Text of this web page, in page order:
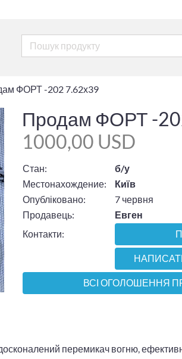
ФОРТ -202 7.62х39
Продам ФОРТ -
1000,00 USD
Стан:
б/у
Местонахождение:
Київ
Опубліковано:
7 червня
Продавець:
Евген
Контакти:
ВСІ ОГОЛОШЕННЯ
перемикач вогню,